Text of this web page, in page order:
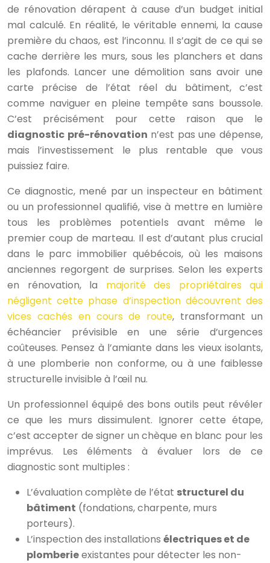
de rénovation dérapent à cause d’un budget initial
mal calculé. En réalité, le véritable ennemi, la cause
première du chaos, est l’inconnu. Il s’agit de ce qui se
cache derrière les murs, sous les planchers et dans
les plafonds. Lancer une démolition sans avoir une
carte précise de l’état réel du bâtiment, c’est
comme naviguer en pleine tempête sans boussole.
C’est précisément pour cette raison que le
diagnostic pré-rénovation n’est pas une dépense,
mais l’investissement le plus rentable que vous
puissiez faire.
Ce diagnostic, mené par un inspecteur en bâtiment
ou un professionnel qualifié, vise à mettre en lumière
tous les problèmes potentiels avant même le
premier coup de marteau. Il est d’autant plus crucial
dans le parc immobilier québécois, où les maisons
anciennes regorgent de surprises. Selon les experts
en rénovation, la majorité des propriétaires qui
négligent cette phase d’inspection découvrent des
vices cachés en cours de route, transformant un
échéancier prévisible en une série d’urgences
coûteuses. Pensez à l’amiante dans les vieux isolants,
à une plomberie non conforme, ou à une faiblesse
structurelle invisible à l’œil nu.
Un professionnel équipé des bons outils peut révéler
ce que les murs dissimulent. Ignorer cette étape,
c’est accepter de signer un chèque en blanc pour les
imprévus. Les éléments à évaluer lors de ce
diagnostic sont multiples :
L’évaluation complète de l’état structurel du
bâtiment (fondations, charpente, murs
porteurs).
L’inspection des installations électriques et de
plomberieexistantes pour détecter les non-